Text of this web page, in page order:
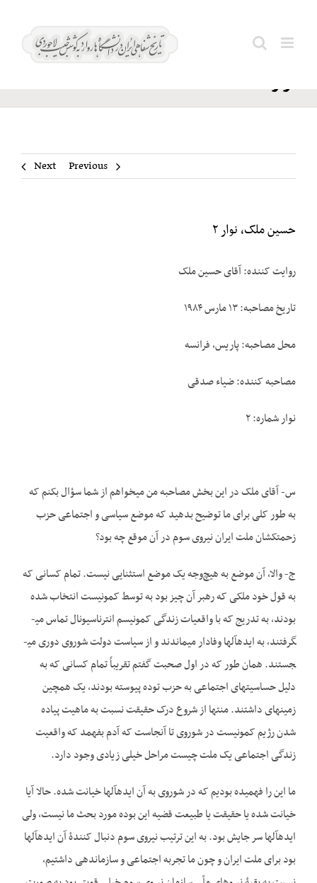
ملک،
نوار ۲
Previous
Next
حسین ملک، نوار ۲
روایت کننده: آقای حسین ملک
تاریخ مصاحبه: ۱۳ مارس ۱۹۸۴
محل مصاحبه: پاریس، فرانسه
مصاحبه کننده: ضیاء صدقی
نوار شماره: ۲
س- آقای ملک در این بخش مصاحبه من می­خواهم از شما سؤال بکنم که
به طور کلی برای ما توضیح بدهید که موضع سیاسی و اجتماعی حزب
زحمتکشان ملت ایران نیروی سوم در آن موقع چه بود؟
ج- والا، آن موضع به هیچ‌وجه یک موضع استثنایی نیست. تمام کسانی که
به قول خود ملکی که رهبر آن چیز بود به توسط کمونیست انتخاب شده
بودند، به تدریج که با واقعیات زندگی کمونیسم انترناسیونال تماس می­
گرفتند، به ایده­آل­ها وفادار می­ماندند و از سیاست دولت شوروی دوری می­
جستند. همان طور که در اول صحبت گفتم تقریباً تمام کسانی که به
دلیل حساسیت­های اجتماعی به حزب توده پیوسته بودند، یک همچین
زمینه­ای داشتند. منتها از شروع درک حقیقت نسبت به ماهیت پیاده
شدن رژیم کمونیست در شوروی تا آنجاست که آدم بفهمد که واقعیت
زندگی اجتماعی یک ملت چیست مراحل خیلی زیادی وجود دارد.
ما این را فهمیده بودیم که در شوروی به آن ایده­آل­ها خیانت شده. حالا آیا
خیانت شده یا حقیقت یا طبیعت قضیه این بوده مورد بحث ما نیست، ولی
ایده­آل­ها سر جایش بود. به این ترتیب نیروی سوم دنبال کنندۀ آن ایده­آل­ها
بود برای ملت ایران و چون ما تجربه اجتماعی و سازمان­دهی داشتیم،